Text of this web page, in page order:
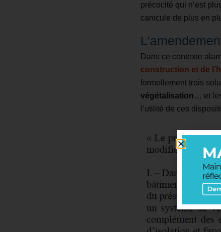
précocité qui n’est
canicule de plus en
Dans ce contexte
construction et de
formellement trois
végétalisation… et
l’utilité de ces